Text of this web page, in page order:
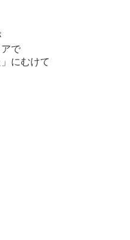
で
にむけて